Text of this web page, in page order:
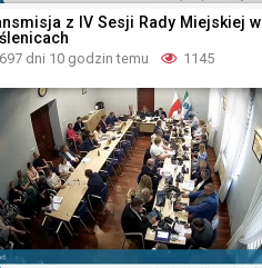
z IV Sesji Rady Miejskiej w
697 dni 10 godzin temu 1145